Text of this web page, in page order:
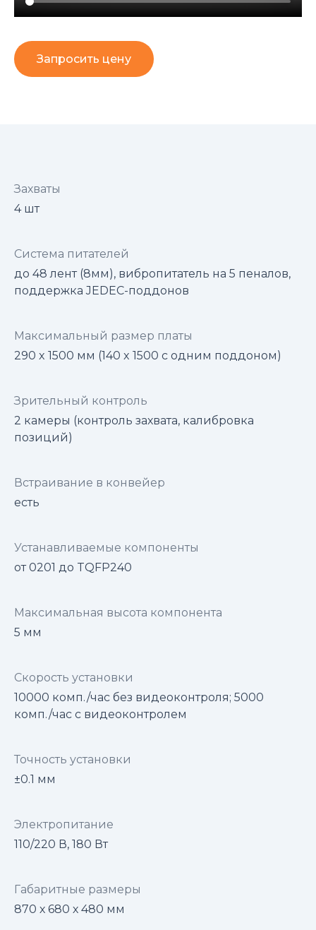
Запросить цену
Захваты
4 шт
Система питателей
до 48 лент (8мм), вибропитатель на 5 пеналов,
поддержка JEDEC-поддонов
Максимальный размер платы
290 x 1500 мм (140 x 1500 с одним поддоном)
Зрительный контроль
2 камеры (контроль захвата, калибровка
позиций)
Встраивание в конвейер
есть
Устанавливаемые компоненты
от 0201 до TQFP240
Максимальная высота компонента
5 мм
Скорость установки
10000 комп./час без видеоконтроля; 5000
комп./час с видеоконтролем
Точность установки
±0.1 мм
Электропитание
110/220 В, 180 Вт
Габаритные размеры
870 х 680 х 480 мм